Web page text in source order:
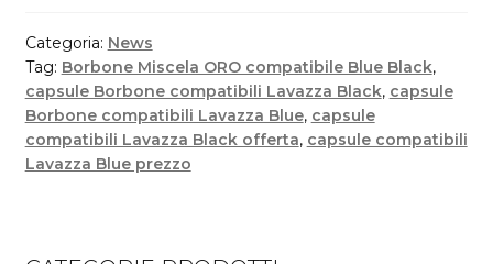
Categoria: News
Tag: Borbone Miscela ORO compatibile Blue Black,
capsule Borbone compatibili Lavazza Black, capsule
Borbone compatibili Lavazza Blue, capsule
compatibili Lavazza Black offerta, capsule compatibili
Lavazza Blue prezzo